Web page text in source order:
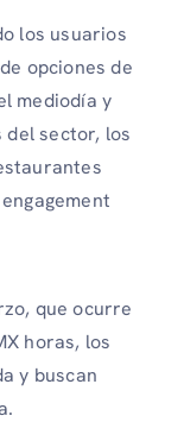
los usuarios
opciones de
mediodía y
del sector, los
que ocurre
horas, los
y buscan